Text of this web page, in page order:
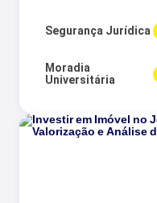
Segurança Jurídica
Moradia
Universitária